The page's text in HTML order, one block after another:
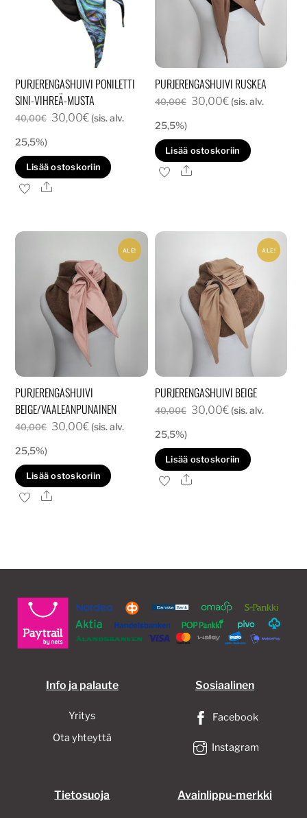
PURJERENGASHUIVI PONILETTI
SINI-VIHREÄ-MUSTA
40,00€ Alkuperäinen
oli:
40,00€.
30,00€Nykyinen
on:
30,00€.
(sis. alv.
25,5%)
Lisää ostoskoriin
Ale
PURJERENGASHUIVI RUSKEA
40,00€ Alkuperäinen
oli:
40,00€.
30,00€Nykyinen
on:
30,00€.
(sis. alv.
25,5%)
Lisää ostoskoriin
Ale
ALE!
PURJERENGASHUIVI
BEIGE/VAALEANPUNAINEN
40,00€ Alkuperäinen
oli:
40,00€.
30,00€Nykyinen
on:
30,00€.
(sis. alv.
25,5%)
Lisää ostoskoriin
Ale
ALE!
PURJERENGASHUIVI BEIGE
40,00€ Alkuperäinen
oli:
40,00€.
30,00€Nykyinen
on:
30,00€.
(sis. alv.
25,5%)
Lisää ostoskoriin
Ale
Info ja palaute
Yritys
Ota yhteyttä
Sosiaalinen
Facebook
Instagram
Tietosuoja Avainlippu-merkki